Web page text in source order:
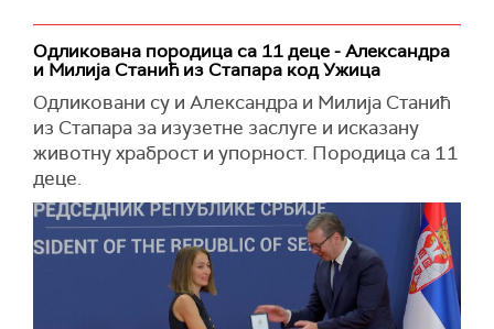
Одликована породица са 11 деце - Александра
и Милија Станић из Стапара код Ужица
Одликовани су и Александра и Милија Станић
из Стапара за изузетне заслуге и исказану
животну храброст и упорност. Породица са 11
деце.